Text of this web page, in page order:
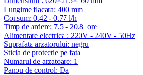
Lungime flacara: 400 mm
Consum: 0.42 - 0.77 l/h
Timp de ardere: 7.5 - 20.8 ore
Alimentare electrica : 220V - 240V - 50Hz
Suprafata arzatorului: negru
Sticla de protectie pe fata
Numarul de arzatoare: 1
Panou de control: Da